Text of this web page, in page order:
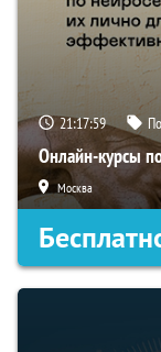
21:17:58
Онлайн-курсы
Москва